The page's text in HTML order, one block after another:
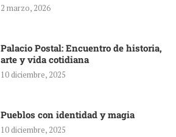
2 marzo, 2026
Palacio Postal: Encuentro de historia,
arte y vida cotidiana
10 diciembre, 2025
Pueblos con identidad y magia
10 diciembre, 2025